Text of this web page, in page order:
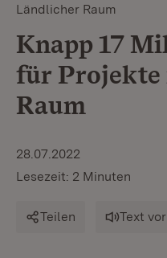
Ländlicher Raum
Knapp 17
für Projekte
Raum
28.07.2022
Lesezeit: 2 Minuten
Teilen Text